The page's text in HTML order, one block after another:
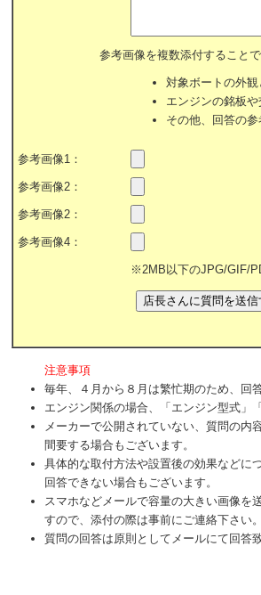
参考画像を複数添付すること
対象ボートの外
エンジンの銘板
その他、回答の
参考画像1：
参考画像2：
参考画像2：
参考画像4：
※2MB以下のJPG/GIF/
注意事項
毎年、４月から８月は繁忙期のため、回
エンジン関係の場合、「エンジン型式」
メーカーで公開されていない、質問の内
間要する場合もございます。
具体的な取付方法や設置後の効果などに
回答できない場合もございます。
スマホなどメールで容量の大きい画像を
すので、添付の際は事前にご連絡下さい
質問の回答は原則としてメールにて回答